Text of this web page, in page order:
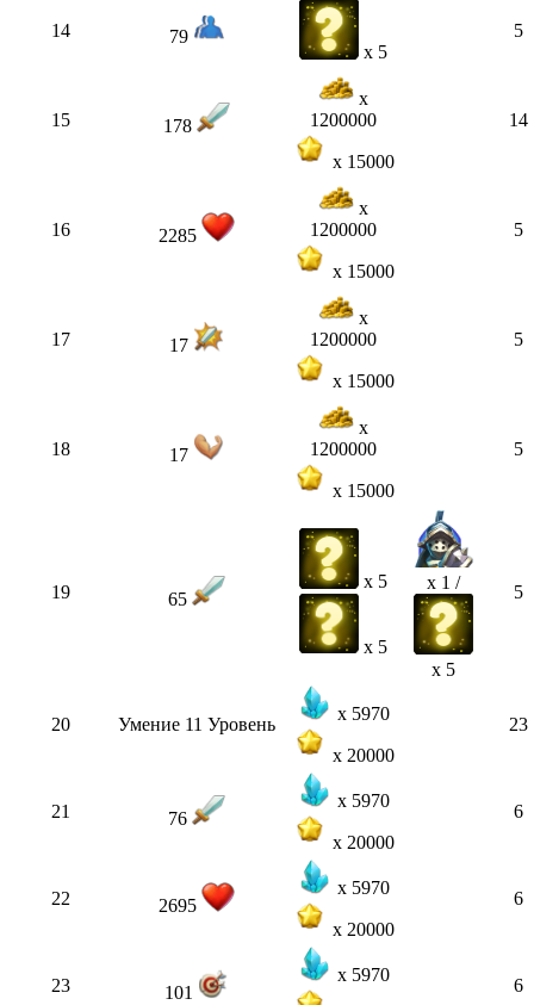
14 79
x 5
5
15 178
x
1200000
x 15000
14
16 2285
x
1200000
x 15000
5
17 17
x
1200000
x 15000
5
18 17
x
1200000
x 15000
5
19 65
x 5
x 5
x 1 /
x 5
5
20 Умение 11 Уровень
x 5970
x 20000
23
21 76
x 5970
x 20000
6
22 2695
x 5970
x 20000
6
23 101
x 5970
6